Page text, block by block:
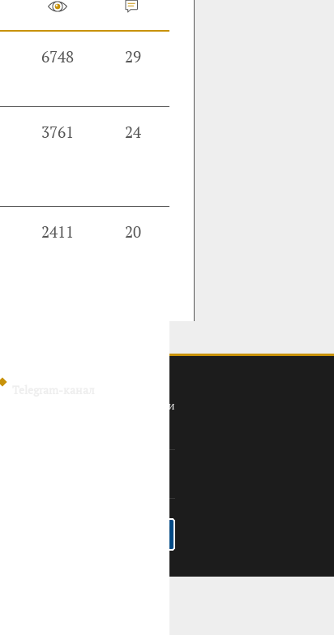
6748 29
3761 24
2411 20
Политика конфиденциальности